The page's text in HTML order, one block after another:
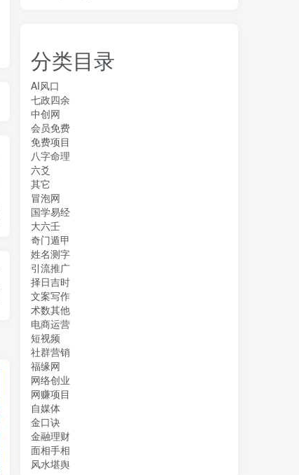
（11394期）2024视频号直播教程：视频号如何赚钱详细教学，一场直播30w营业额（37节）
零基础好物分享+抖小店+千川投流课：轻松快速起号，快速学会抖音投流
分类目录
AI风口
七政四余
中创网
会员免费
免费项目
八字命理
六爻
其它
冒泡网
国学易经
大六壬
奇门遁甲
姓名测字
引流推广
择日吉时
文案写作
术数其他
电商运营
短视频
社群营销
福缘网
网络创业
网赚项目
自媒体
金口诀
金融理财
面相手相
风水堪舆